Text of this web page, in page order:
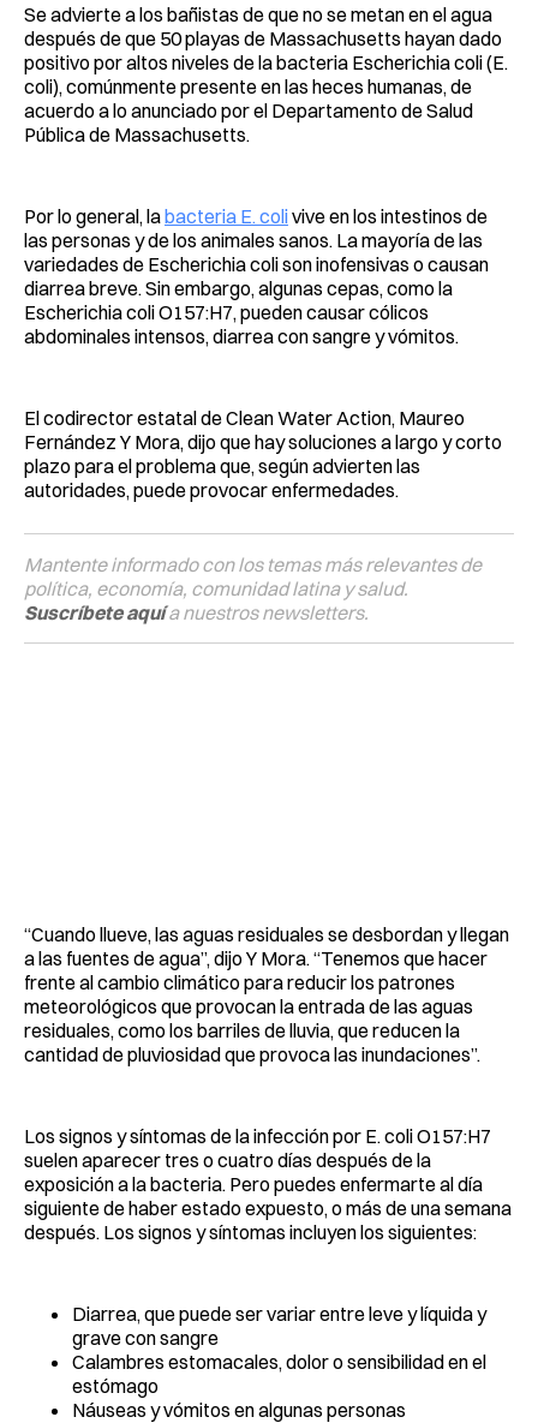
Se advierte a los bañistas de que no se metan en el agua
después de que 50 playas de Massachusetts hayan dado
positivo por altos niveles de la bacteria Escherichia coli (E.
coli), comúnmente presente en las heces humanas, de
acuerdo a lo anunciado por el Departamento de Salud
Pública de Massachusetts.
Por lo general, labacteria E. colivive en los intestinos de
las personas y de los animales sanos. La mayoría de las
variedades de Escherichia coli son inofensivas o causan
diarrea breve. Sin embargo, algunas cepas, como la
Escherichia coli O157:H7, pueden causar cólicos
abdominales intensos, diarrea con sangre y vómitos.
El codirector estatal de Clean Water Action, Maureo
Fernández Y Mora, dijo que hay soluciones a largo y corto
plazo para el problema que, según advierten las
autoridades, puede provocar enfermedades.
Mantente informado con los temas más relevantes de
política, economía, comunidad latina y salud.
Suscríbete aquía nuestros newsletters.
“Cuando llueve, las aguas residuales se desbordan y llegan
a las fuentes de agua”, dijo Y Mora. “Tenemos que hacer
frente al cambio climático para reducir los patrones
meteorológicos que provocan la entrada de las aguas
residuales, como los barriles de lluvia, que reducen la
cantidad de pluviosidad que provoca las inundaciones”.
Los signos y síntomas de la infección por E. coli O157:H7
suelen aparecer tres o cuatro días después de la
exposición a la bacteria. Pero puedes enfermarte al día
siguiente de haber estado expuesto, o más de una semana
después. Los signos y síntomas incluyen los siguientes:
Diarrea, que puede ser variar entre leve y líquida y
grave con sangre
Calambres estomacales, dolor o sensibilidad en el
estómago
Náuseas y vómitos en algunas personas